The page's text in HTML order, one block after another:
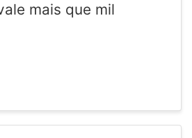
mais que mil